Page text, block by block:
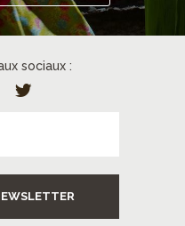
sociaux :